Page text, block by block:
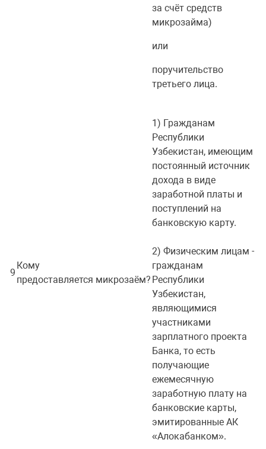
за счёт средств
микрозайма)
или
поручительство
третьего лица.
9
Кому
предоставляется микрозаём?
1) Гражданам
Республики
Узбекистан, имеющим
постоянный источник
дохода в виде
заработной платы и
поступлений на
банковскую карту.
2) Физическим лицам -
гражданам
Республики
Узбекистан,
являющимися
участниками
зарплатного проекта
Банка, то есть
получающие
ежемесячную
заработную плату на
банковские карты,
эмитированные АК
«Алокабанком».